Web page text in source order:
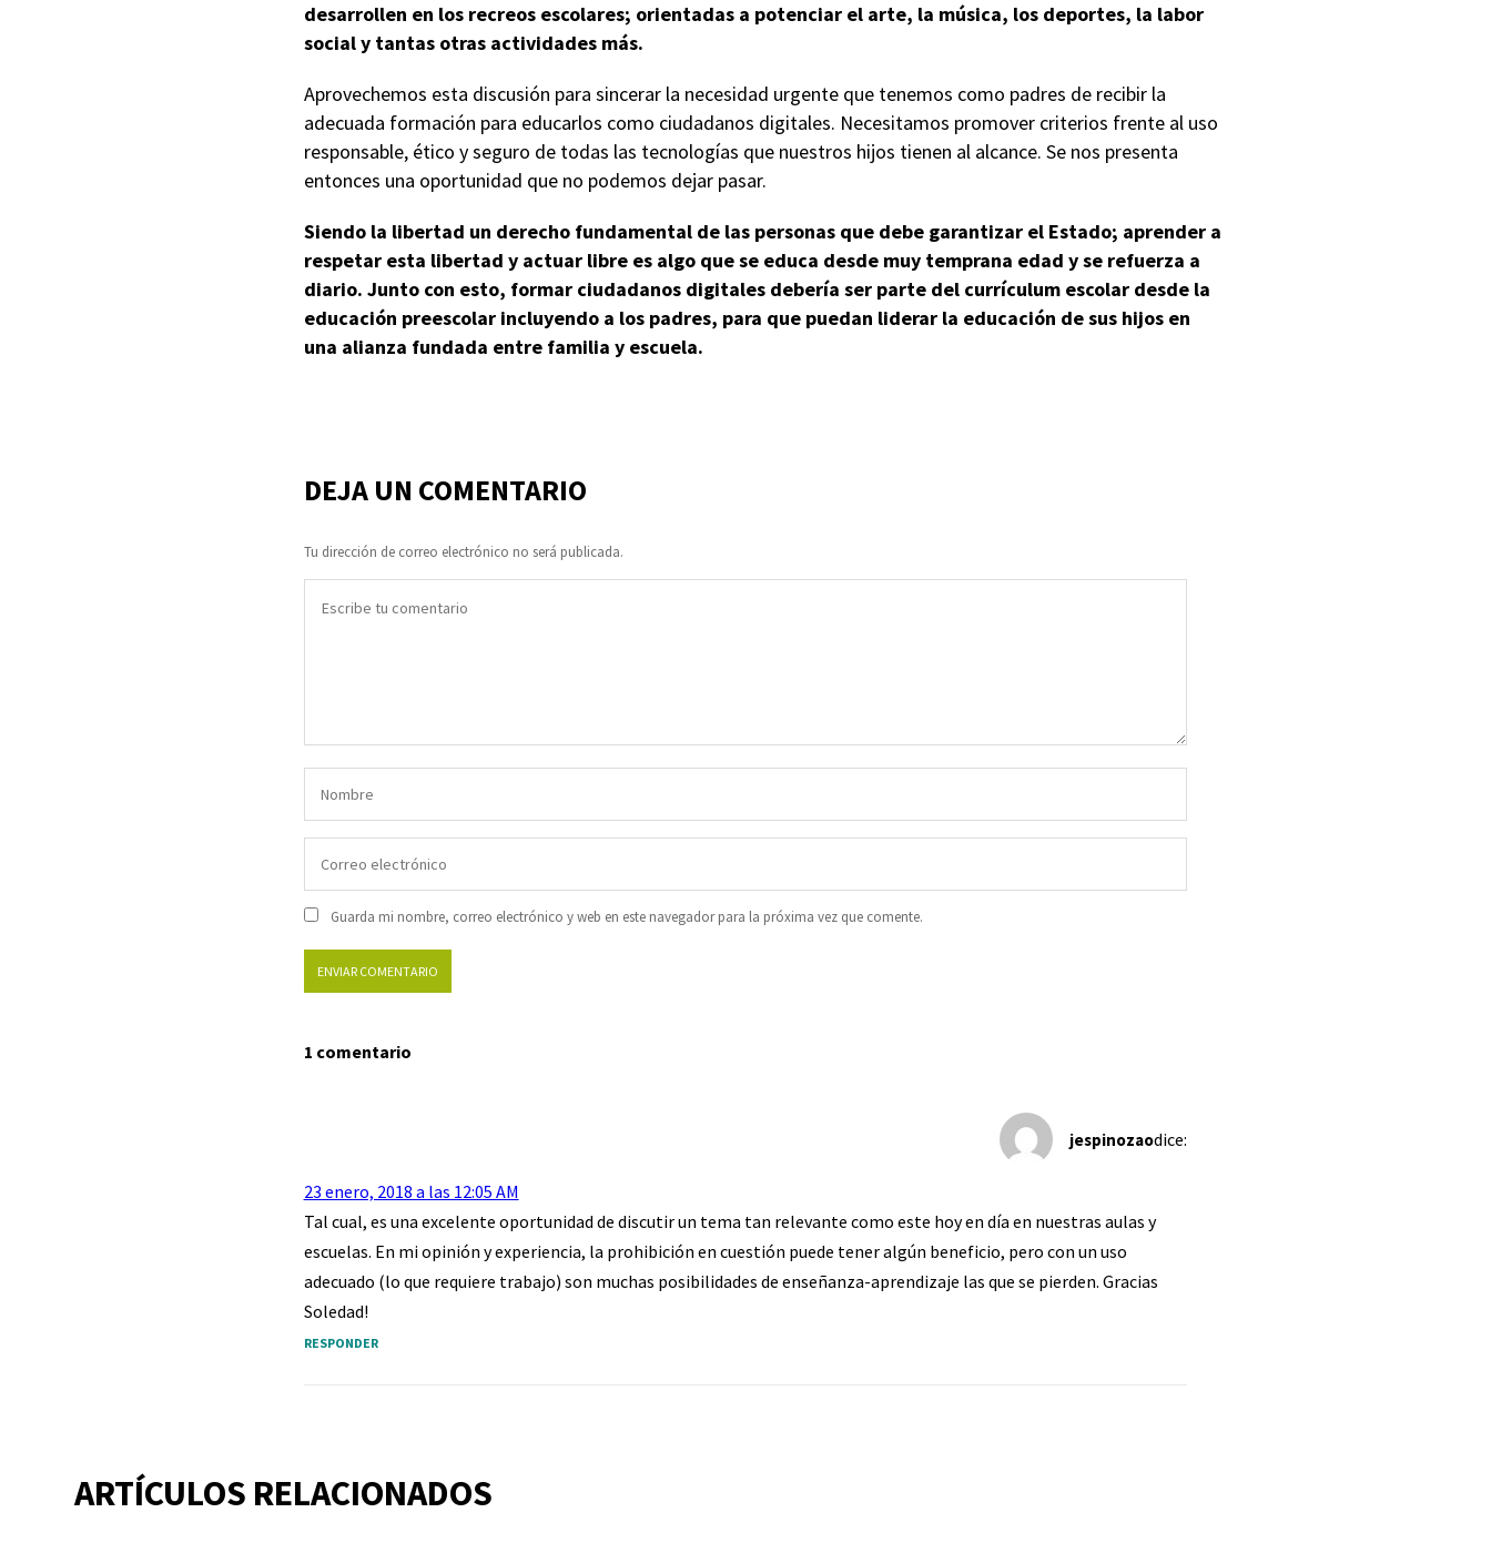
desarrollen en los recreos escolares; orientadas a potenciar el arte, la música, los deportes, la labor
social y tantas otras actividades más.
Aprovechemos esta discusión para sincerar la necesidad urgente que tenemos como padres de recibir la
adecuada formación para educarlos como ciudadanos digitales. Necesitamos promover criterios frente al uso
responsable, ético y seguro de todas las tecnologías que nuestros hijos tienen al alcance. Se nos presenta
entonces una oportunidad que no podemos dejar pasar.
Siendo la libertad un derecho fundamental de las personas que debe garantizar el Estado; aprender a
respetar esta libertad y actuar libre es algo que se educa desde muy temprana edad y se refuerza a
diario. Junto con esto, formar ciudadanos digitales debería ser parte del currículum escolar desde la
educación preescolar incluyendo a los padres, para que puedan liderar la educación de sus hijos en
una alianza fundada entre familia y escuela.
DEJA UN COMENTARIO
Tu dirección de correo electrónico no será publicada.
Guarda mi nombre, correo electrónico y web en este navegador para la próxima vez que comente.
1 comentario
jespinozaodice:
23 enero, 2018 a las 12:05 AM
Tal cual, es una excelente oportunidad de discutir un tema tan relevante como este hoy en día en nuestras aulas y
escuelas. En mi opinión y experiencia, la prohibición en cuestión puede tener algún beneficio, pero con un uso
adecuado (lo que requiere trabajo) son muchas posibilidades de enseñanza-aprendizaje las que se pierden. Gracias
Soledad!
RESPONDER
ARTÍCULOS RELACIONADOS